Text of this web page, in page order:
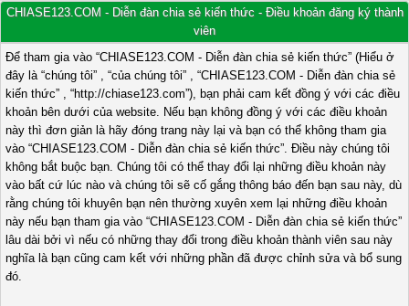
CHIASE123.COM - Diễn đàn chia sẻ kiến thức - Điều khoản đăng ký thành
viên
Để tham gia vào “CHIASE123.COM - Diễn đàn chia sẻ kiến thức” (Hiểu ở
đây là “chúng tôi” , “của chúng tôi” , “CHIASE123.COM - Diễn đàn chia sẻ
kiến thức” , “http://chiase123.com”), bạn phải cam kết đồng ý với các điều
khoản bên dưới của website. Nếu bạn không đồng ý với các điều khoản
này thì đơn giản là hãy đóng trang này lại và bạn có thể không tham gia
vào “CHIASE123.COM - Diễn đàn chia sẻ kiến thức”. Điều này chúng tôi
không bắt buộc bạn. Chúng tôi có thể thay đổi lại những điều khoản này
vào bất cứ lúc nào và chúng tôi sẽ cố gắng thông báo đến bạn sau này, dù
rằng chúng tôi khuyên bạn nên thường xuyên xem lại những điều khoản
này nếu bạn tham gia vào “CHIASE123.COM - Diễn đàn chia sẻ kiến thức”
lâu dài bởi vì nếu có những thay đổi trong điều khoản thành viên sau này
nghĩa là bạn cũng cam kết với những phần đã được chỉnh sửa và bổ sung
đó.